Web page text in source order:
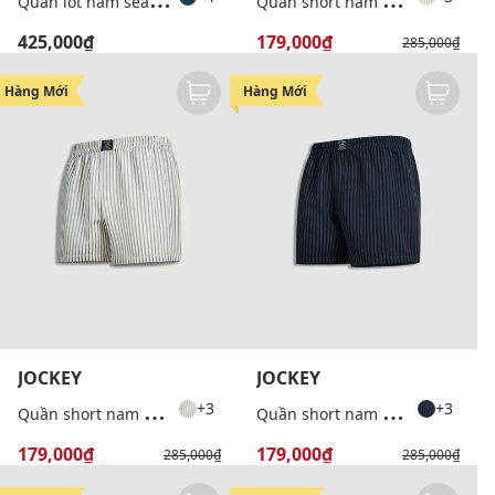
425,000₫ 179,000₫ 285,000₫
Hàng Mới
-37%
JOCKEY
Q
uần short nam mặc nhà kẻ sọc +3
179,000₫ 285,000₫
Hàng Mới
-37%
JOCKEY
Q
uần short nam mặc nhà kẻ sọc +3
179,000₫ 285,000₫